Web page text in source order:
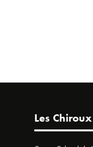
Les Chiroux